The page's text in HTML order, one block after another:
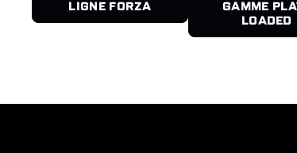
LIGNE FORZA
GAMME
LOADED